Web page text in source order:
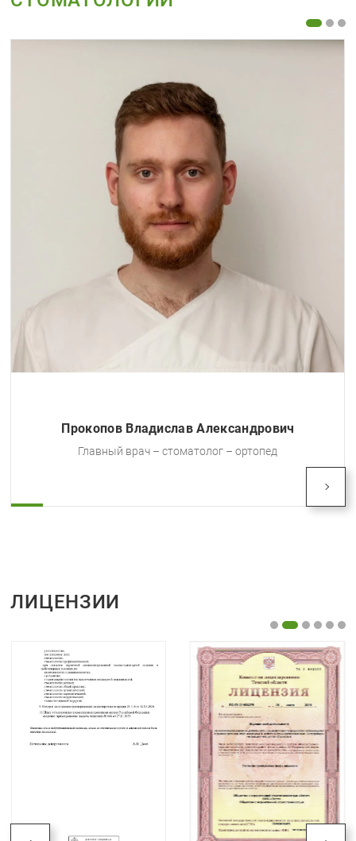
Прокопов Владислав Александрович
Главный врач – стоматолог – ортопед
ЛИЦЕНЗИИ